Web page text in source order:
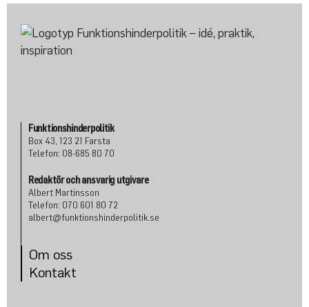
Funktionshinderpolitik
Box 43, 123 21 Farsta
Telefon: 08-685 80 70
Redaktör och ansvarig utgivare
Albert Martinsson
Telefon: 070 601 80 72
albert@funktionshinderpolitik.se
Om oss
Kontakt